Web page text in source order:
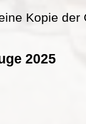
Kopie
2025